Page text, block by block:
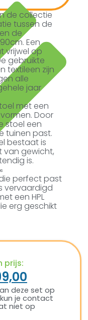
de collectie
tussen de
de
Een
vrijwel op
gebruikte
textileen zijn
alle
jaar
met een
Door
stoel een
tuinen past.
bestaat is
van gewicht,
is.
perfect past
vervaardigd
een HPL
erg geschikt
prijs:
deze set op
je contact
niet op